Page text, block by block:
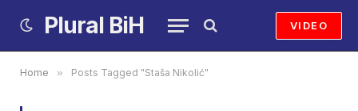
Plural BiH VIDEO
Home » Posts Tagged "Staša Nikolić"